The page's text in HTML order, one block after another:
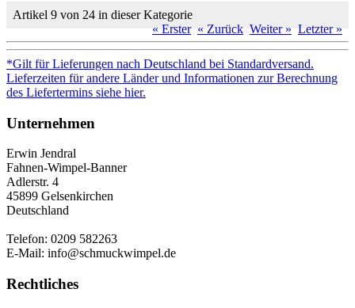
Artikel 9 von 24 in dieser Kategorie
« Erster « Zurück Weiter » Letzter »
*Gilt für Lieferungen nach Deutschland bei Standardversand.
Lieferzeiten für andere Länder und Informationen zur Berechnung
des Liefertermins siehe hier.
Unternehmen
Erwin Jendral
Fahnen-Wimpel-Banner
Adlerstr. 4
45899 Gelsenkirchen
Deutschland
Telefon: 0209 582263
E-Mail: info@schmuckwimpel.de
Rechtliches